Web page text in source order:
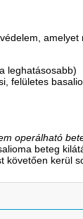
amelyet
leghatásosabb)
felületes
operálható
beteg
kerül